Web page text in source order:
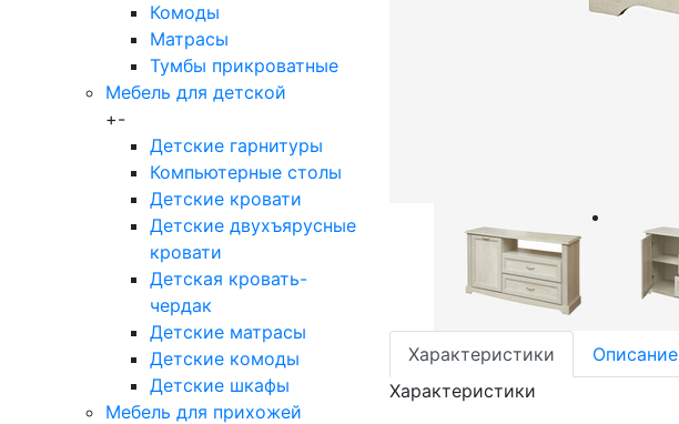
Комоды
Матрасы
Тумбы прикроватные
Мебель для детской
+-
Детские гарнитуры
Компьютерные столы
Детские кровати
Детские двухъярусные
кровати
Детская кровать-
чердак
Детские матрасы
Детские комоды
Детские шкафы
Мебель для прихожей
Характеристики Описание
Характеристики